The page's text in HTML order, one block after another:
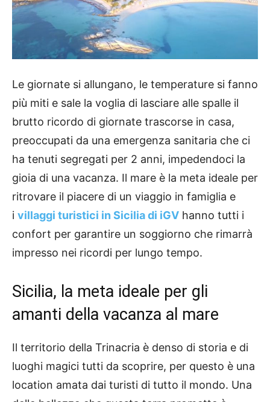
Le giornate si allungano, le temperature si fanno
più miti e sale la voglia di lasciare alle spalle il
brutto ricordo di giornate trascorse in casa,
preoccupati da una emergenza sanitaria che ci
ha tenuti segregati per 2 anni, impedendoci la
gioia di una vacanza. Il mare è la meta ideale per
ritrovare il piacere di un viaggio in famiglia e
i villaggi turistici in Sicilia di iGV hanno tutti i
confort per garantire un soggiorno che rimarrà
impresso nei ricordi per lungo tempo.
Sicilia, la meta ideale per gli
amanti della vacanza al mare
Il territorio della Trinacria è denso di storia e di
luoghi magici tutti da scoprire, per questo è una
location amata dai turisti di tutto il mondo. Una